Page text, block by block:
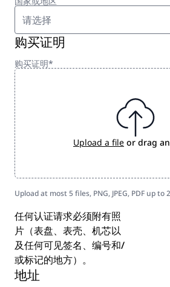
请选择
购买证明
购买证明*
Upload a fileor drag
Upload at most 5 files, PNG, JPEG, PDF up to
任何认证请求必须附有照
片（表盘、表壳、机芯以
及任何可见签名、编号和/
或标记的地方）。
地址